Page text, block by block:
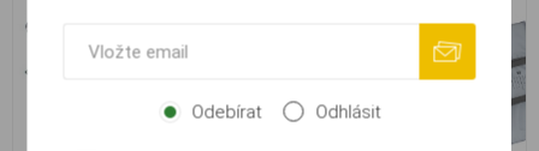
Odebírat Odhlásit